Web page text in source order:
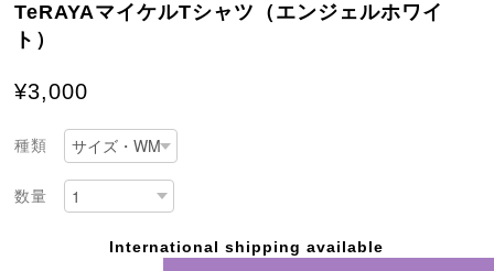
TeRAYAマイケルTシャツ（エンジェルホワイ
ト）
¥3,000
種類
数量
International shipping available